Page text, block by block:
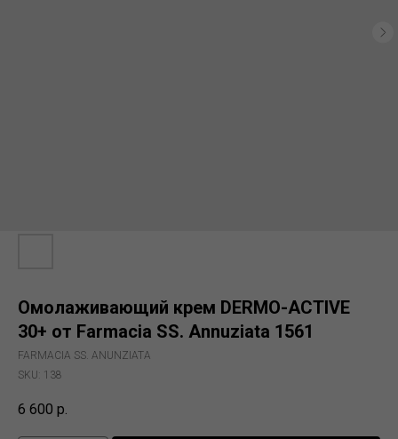
Омолаживающий крем DERMO-ACTIVE
30+ от Farmacia SS. Annuziata 1561
FARMACIA SS. ANUNZIATA
SKU: 138
6 600 р.